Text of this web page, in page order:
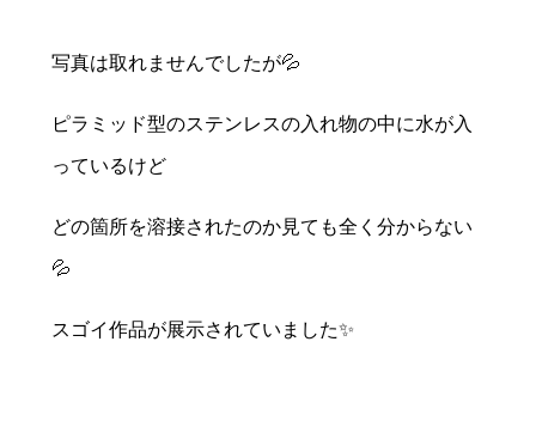
写真は取れませんでしたが💦
ピラミッド型のステンレスの入れ物の中に水が入
っているけど
どの箇所を溶接されたのか見ても全く分からない
💦
スゴイ作品が展示されていました✨